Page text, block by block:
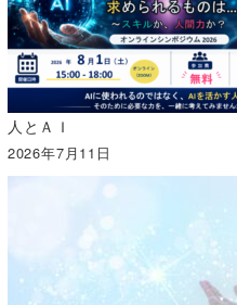
人とＡＩ
2026年7月11日